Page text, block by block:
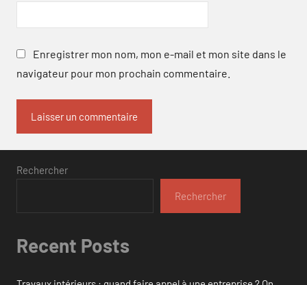
Enregistrer mon nom, mon e-mail et mon site dans le
navigateur pour mon prochain commentaire.
Rechercher
Rechercher
Recent Posts